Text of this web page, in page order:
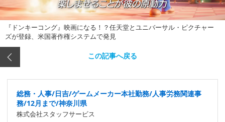
『ドンキーコング』映画になる！？任天堂とユニバーサル・ピクチャー
ズが登録、米国著作権システムで発見
この記事へ戻る
総務・人事/日吉/ゲームメーカー本社勤務/人事労務関連事
務/12月まで/神奈川県
株式会社スタッフサービス